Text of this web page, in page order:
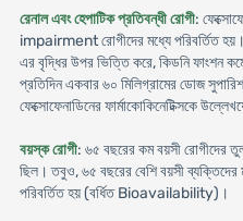
রেনাল এবং হেপাটিক প্রতিবন্ধী রোগী:
impairment রোগীদের মধ্যে
এর বৃদ্ধির উপর ভিত্তি করে, কিডনি ফাংশন
প্রতিদিন একবার ৬০ মিলিগ্রামের ডোজ
ফেক্সোফেনাডিনের ফার্মাকোকিনেটিক্সকে
বয়স্ক রোগী: ৬৫ বছরের কম বয়সী রোগীদের
ছিল। তবুও, ৬৫ বছরের বেশি বয়সী ব্যক্তিদের
পরিবর্তিত হয় (বর্ধিত Bioavailability)।